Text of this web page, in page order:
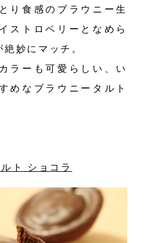
り食感のブラウニー生
ストロベリーとなめら
妙にマッチ。
ラーも可愛らしい、い
めなブラウニータルト
ト ショコラ